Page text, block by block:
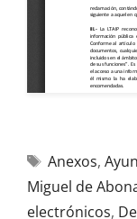
Anexos,
Miguel de
electrónicos,